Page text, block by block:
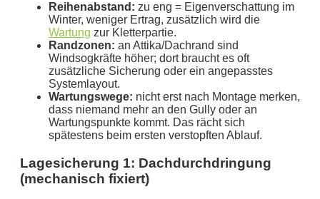
Reihenabstand: zu eng = Eigenverschattung im
Winter, weniger Ertrag, zusätzlich wird die
Wartung zur Kletterpartie.
Randzonen: an Attika/Dachrand sind
Windsogkräfte höher; dort braucht es oft
zusätzliche Sicherung oder ein angepasstes
Systemlayout.
Wartungswege: nicht erst nach Montage merken,
dass niemand mehr an den Gully oder an
Wartungspunkte kommt. Das rächt sich
spätestens beim ersten verstopften Ablauf.
Lagesicherung 1: Dachdurchdringung
(mechanisch fixiert)